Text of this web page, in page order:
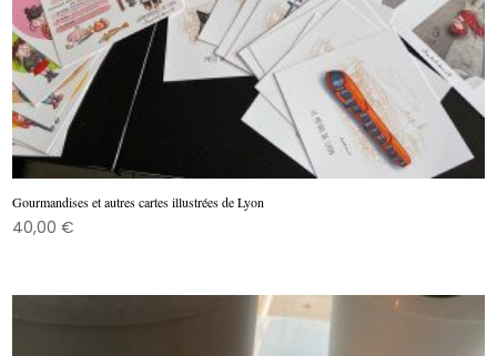
Gourmandises et autres cartes illustrées de Lyon
40,00€